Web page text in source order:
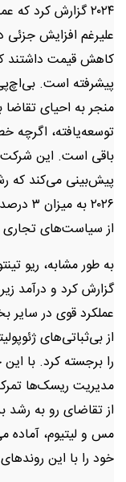
۲۰۲۴ گزارش کرد
علیرغم افزایش جزئی
کاهش قیمت داشتند
پیشرفته است.
منجر به احیای
توسعه‌یافته،
باقی است. این
۲۰۲۶
از سیاست‌های تجاری
عملکرد قوی در
از بی‌ثباتی‌های
را برجسته کرد. با
مدیریت ریسک‌ها
از تقاضای رو به رشد
مس و لیتیوم، آماده
خود را با این